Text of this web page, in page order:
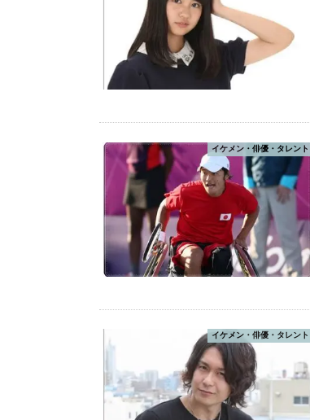
イケメン・俳優・タレント
イケメン・俳優・タレント